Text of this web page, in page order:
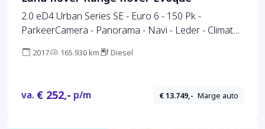
2.0 eD4 Urban Series SE - Euro 6 - 150 Pk -
ParkeerCamera - Panorama - Navi - Leder - Climate
2017 165.930 km Diesel
va. € 252,- p/m € 13.749,- Marge auto